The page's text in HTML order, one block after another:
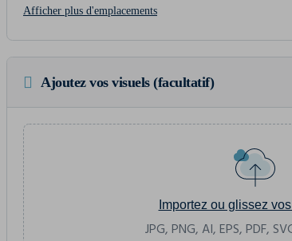
Afficher plus d'emplacements
Ajoutez vos visuels (facultatif)
Importez ou glissez
JPG, PNG, AI, EPS, PDF,